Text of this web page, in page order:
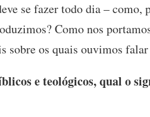
se fazer todo dia – como,
Como nos
sobre os quais ouvimos
e teológicos, qual o